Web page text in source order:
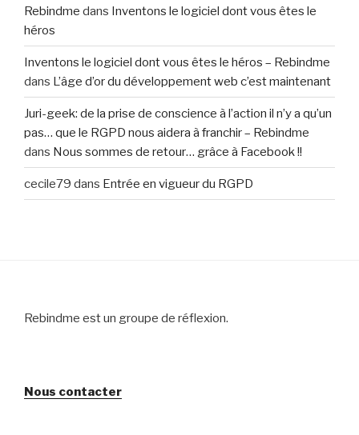
Rebindme dans Inventons le logiciel dont vous êtes le
héros
Inventons le logiciel dont vous êtes le héros – Rebindme
dans L’âge d’or du développement web c’est maintenant
Juri-geek: de la prise de conscience à l’action il n’y a qu’un
pas… que le RGPD nous aidera à franchir – Rebindme
dans Nous sommes de retour… grâce à Facebook !!
cecile79 dans Entrée en vigueur du RGPD
Rebindme est un groupe de réflexion.
Nous contacter